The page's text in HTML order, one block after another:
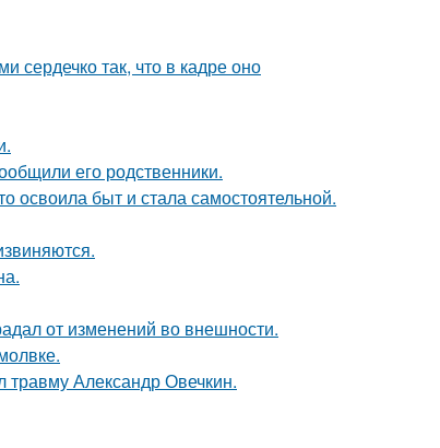
сердечко так, что в кадре оно
его родственники.
освоила быт и стала самостоятельной.
от изменений во внешности.
травму Александр Овечкин.